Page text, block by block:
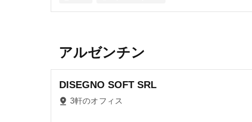
アルゼンチン
DISEGNO SOFT SRL
3軒のオフィス